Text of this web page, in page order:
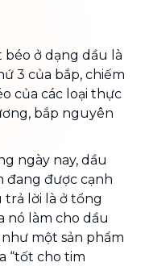
béo ở dạng dầu là
3 của bắp, chiếm
của các loại thực
bắp nguyên
ngày nay, dầu
đang được cạnh
trả lời là ở tổng
nó làm cho dầu
một sản phẩm
“tốt cho tim